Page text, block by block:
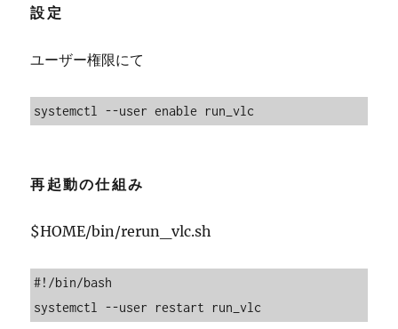
設定
ユーザー権限にて
systemctl --user enable run_vlc
再起動の仕組み
$HOME/bin/rerun_vlc.sh
#!/bin/bash
systemctl --user restart run_vlc